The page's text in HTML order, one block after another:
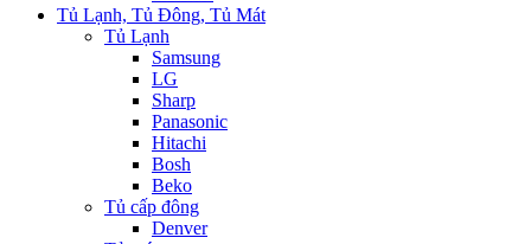
Tủ Lạnh, Tủ Đông, Tủ Mát
Tủ Lạnh
Samsung
LG
Sharp
Panasonic
Hitachi
Bosh
Beko
Tủ cấp đông
Denver